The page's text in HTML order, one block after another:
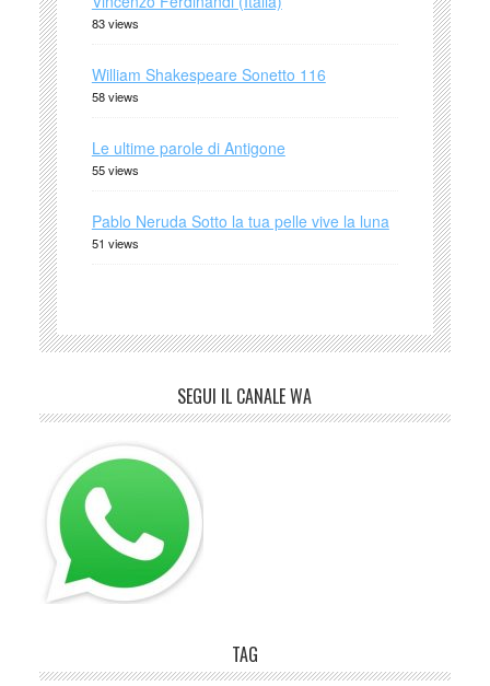
83 views
William Shakespeare Sonetto 116
58 views
Le ultime parole di Antigone
55 views
Pablo Neruda Sotto la tua pelle vive la luna
51 views
SEGUI IL CANALE WA
TAG